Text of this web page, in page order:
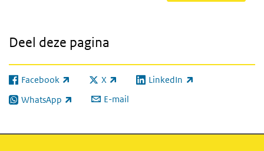
Deel deze pagina
Facebook
(externe link) X
(externe link) LinkedIn
(externe link)
WhatsApp
(externe link) E-mail